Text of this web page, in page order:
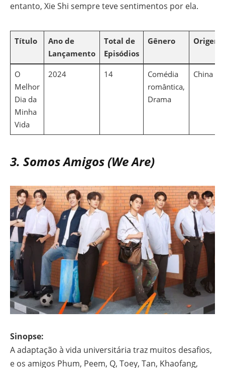
entanto, Xie Shi sempre teve sentimentos por ela.
Título
Ano de
Lançamento
Total de
Episódios
Gênero Origem
O
Melhor
Dia da
Minha
Vida
2024 14
Comédia
romântica,
Drama
China
3. Somos Amigos (We Are)
Sinopse:
A adaptação à vida universitária traz muitos desafios,
e os amigos Phum, Peem, Q, Toey, Tan, Khaofang,